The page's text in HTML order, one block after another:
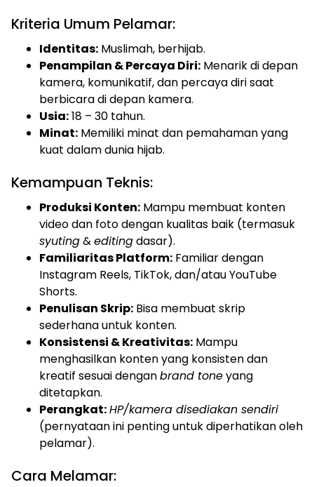
Kriteria Umum Pelamar:
Identitas: Muslimah, berhijab.
Penampilan & Percaya Diri: Menarik di depan
kamera, komunikatif, dan percaya diri saat
berbicara di depan kamera.
Usia:18 – 30 tahun.
Minat: Memiliki minat dan pemahaman yang
kuat dalam dunia hijab.
Kemampuan Teknis:
Produksi Konten: Mampu membuat konten
video dan foto dengan kualitas baik (termasuk
syuting&editingdasar).
Familiaritas Platform: Familiar dengan
Instagram Reels, TikTok, dan/atau YouTube
Shorts.
Penulisan Skrip: Bisa membuat skrip
sederhana untuk konten.
Konsistensi & Kreativitas: Mampu
menghasilkan konten yang konsisten dan
kreatif sesuai denganbrand toneyang
ditetapkan.
Perangkat:HP/kamera disediakan sendiri
(pernyataan ini penting untuk diperhatikan oleh
pelamar).
Cara Melamar: